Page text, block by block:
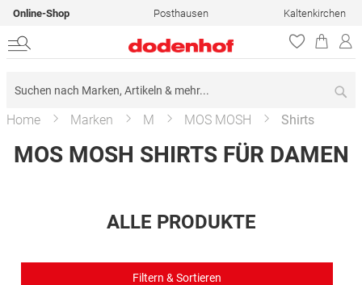
Online-Shop Posthausen Kaltenkirchen
Home Marken M MOS MOSH Shirts
MOS MOSH SHIRTS FÜR DAMEN
ALLE PRODUKTE
Filtern & Sortieren